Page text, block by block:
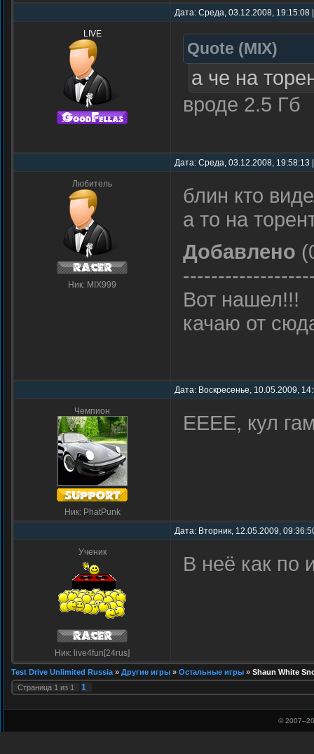
Дата: Среда, 03.12.2008,
LIVE
Quote (MIX)
а че на
вроде 2.5 Гб
Дата: Среда, 03.12.2008,
Любитель
Ник: MIX999
блин кто
а то на
Добавлено
Вот нашел!!!
качаю от
Дата: Воскресенье, 10.05.2009,
Чемпион
Ник: PhatPunk
ЕЕЕЕ, кул
Дата: Вторник, 12.05.2009,
Ученик
Ник: live4fun[24rus]
В неё как по
Test Drive Unlimited Russia » Другие игры » Остальные игры » Shaun White
Страница 1 из 1 1
© 2007–